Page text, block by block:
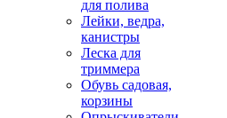
для полива
Лейки, ведра,
канистры
Леска для
триммера
Обувь садовая,
корзины